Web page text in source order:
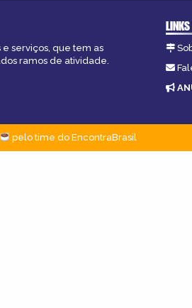
serviços, que tem as
ramos de atividade.
pelo time do EncontraBrasil